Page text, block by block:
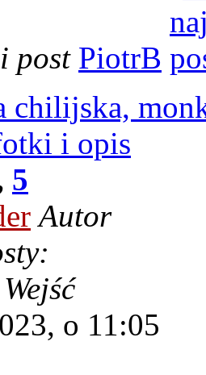
post PiotrB
chilijska,
i opis
5
Autor
Wejść
o 11:05